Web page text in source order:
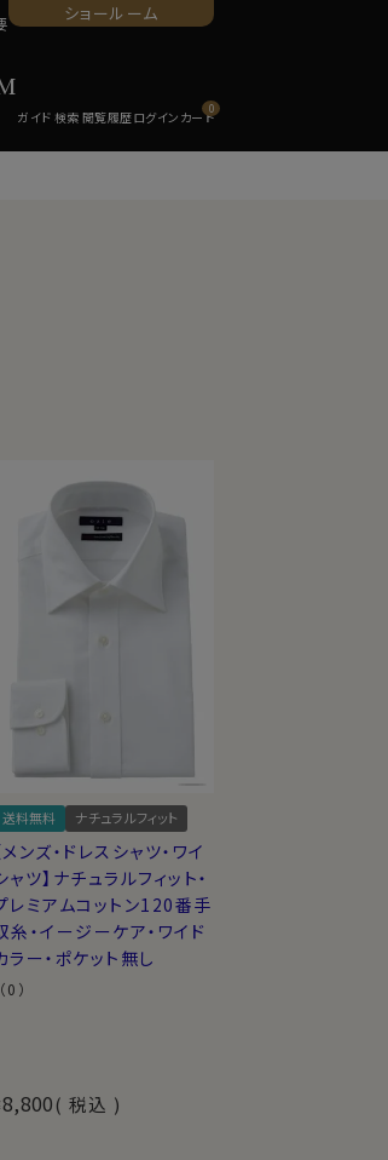
ショールーム
0
送料無料 ナチュラルフィット
メンズ・ドレスシャツ・ワイ
ャツ】ナチュラルフィット・
レミアムコットン120番手
糸・イージーケア・ワイド
ラー・ポケット無し
（0）
8,800 税込